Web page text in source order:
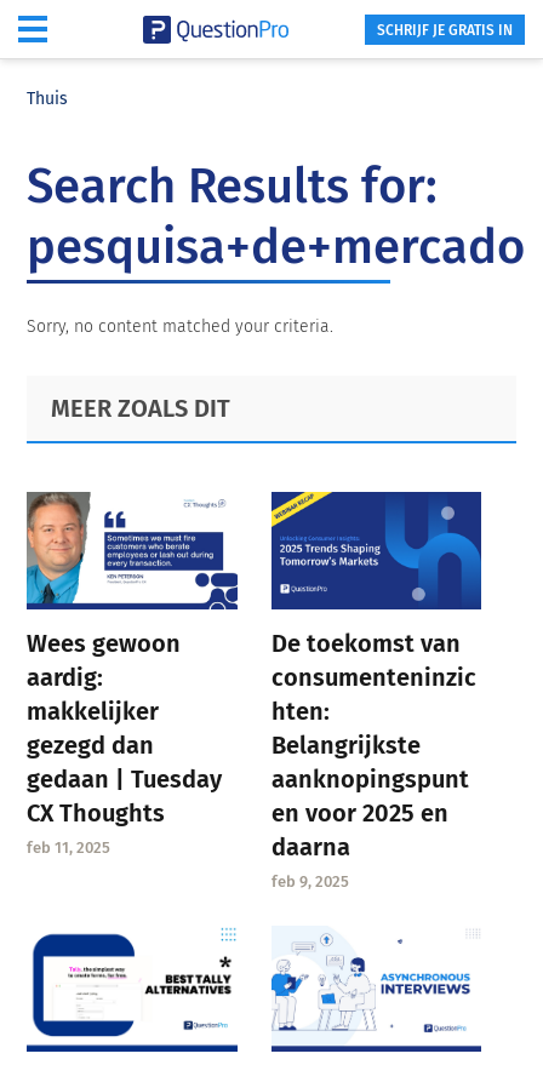
SCHRIJF JE GRATIS IN
Thuis
Search Results for:
pesquisa+de+mercado
Sorry, no content matched your criteria.
Primary
Sidebar
Footer
MEER ZOALS DIT
Wees gewoon
aardig:
makkelijker
gezegd dan
gedaan | Tuesday
CX Thoughts
feb 11, 2025
De toekomst van
consumenteninzic
hten:
Belangrijkste
aanknopingspunt
en voor 2025 en
daarna
feb 9, 2025